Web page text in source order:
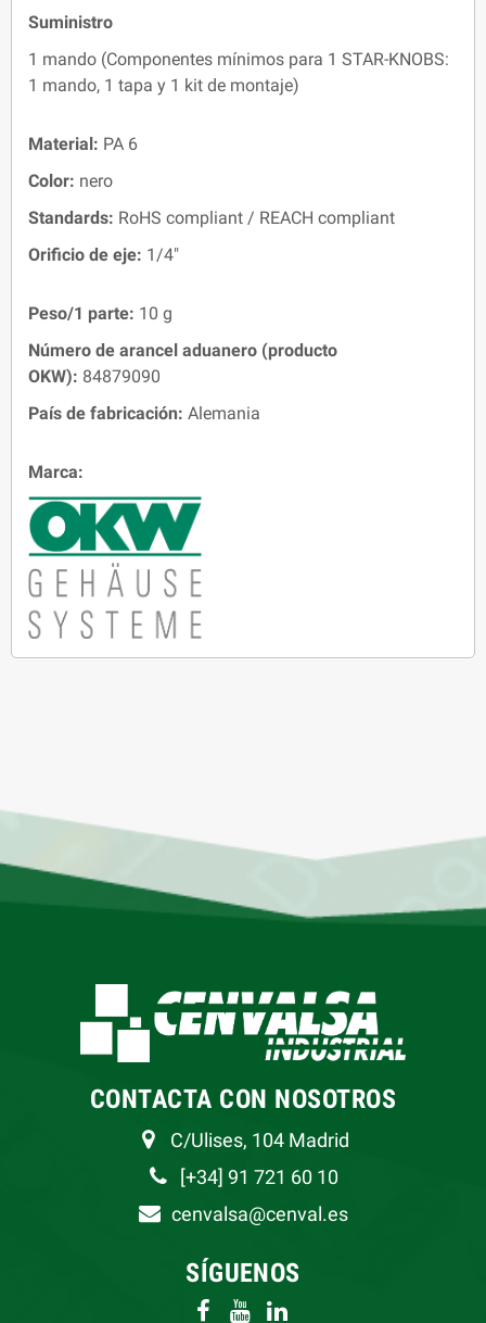
Suministro
1 mando (Componentes mínimos para 1 STAR-KNOBS:
1 mando, 1 tapa y 1 kit de montaje)
Material: PA 6
Color: nero
Standards: RoHS compliant / REACH compliant
Orificio de eje: 1/4"
Peso/1 parte: 10 g
Número de arancel aduanero (producto
OKW): 84879090
País de fabricación: Alemania
Marca:
CONTACTA CON NOSOTROS
C/Ulises, 104 Madrid
[+34] 91 721 60 10
cenvalsa@cenval.es
SÍGUENOS